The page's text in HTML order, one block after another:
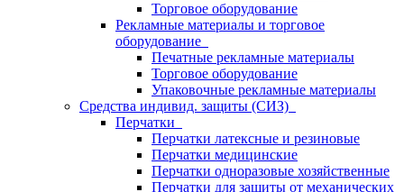
Торговое оборудование
Рекламные материалы и торговое
оборудование
Печатные рекламные материалы
Торговое оборудование
Упаковочные рекламные материалы
Средства индивид. защиты (СИЗ)
Перчатки
Перчатки латексные и резиновые
Перчатки медицинские
Перчатки одноразовые хозяйственные
Перчатки для защиты от механических